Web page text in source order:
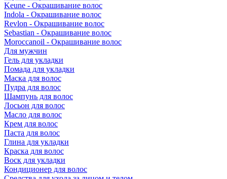
Keune - Окрашивание волос
Indola - Окрашивание волос
Revlon - Окрашивание волос
Sebastian - Окрашивание волос
Moroccanoil - Окрашивание волос
Для мужчин
Гель для укладки
Помада для укладки
Маска для волос
Пудра для волос
Шампунь для волос
Лосьон для волос
Масло для волос
Крем для волос
Паста для волос
Глина для укладки
Краска для волос
Воск для укладки
Кондиционер для волос